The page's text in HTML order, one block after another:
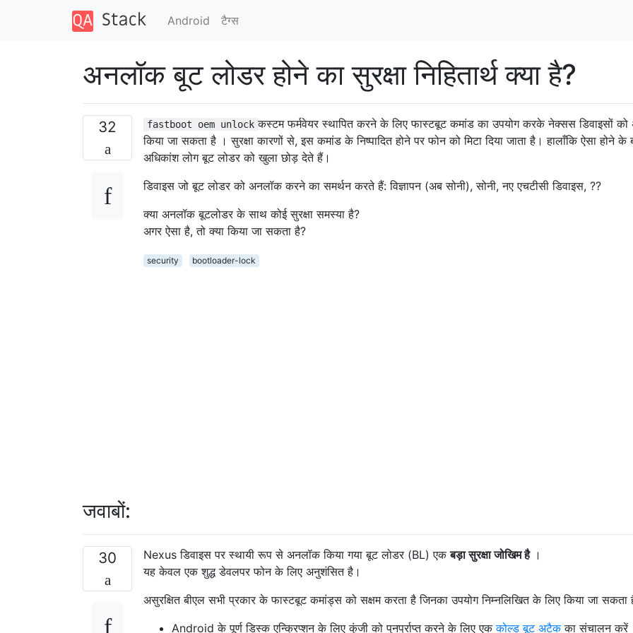
Android टैग्‍स
अनलॉक बूट लोडर होने का सुरक्षा निहितार्थ क्या है?
32 fastboot oem unlock कस्टम फर्मवेयर स्थापित करने के लिए फास्टबूट कमांड का उपयोग करके नेक्सस डिवाइसों
किया जा सकता है । सुरक्षा कारणों से, इस कमांड के निष्पादित होने पर फोन को मिटा दिया जाता है। हालाँकि ऐसा होने के
अधिकांश लोग बूट लोडर को खुला छोड़ देते हैं।
डिवाइस जो बूट लोडर को अनलॉक करने का समर्थन करते हैं: विज्ञापन (अब सोनी), सोनी, नए एचटीसी डिवाइस, ??
क्या अनलॉक बूटलोडर के साथ कोई सुरक्षा समस्या है?
अगर ऐसा है, तो क्या किया जा सकता है?
security bootloader-lock
जवाबों:
30 Nexus डिवाइस पर स्थायी रूप से अनलॉक किया गया बूट लोडर (BL) एकबड़ा सुरक्षा जोखिम है।
यह केवल एक शुद्ध डेवलपर फोन के लिए अनुशंसित है।
असुरक्षित बीएल सभी प्रकार के फास्टबूट कमांड्स को सक्षम करता है जिनका उपयोग निम्नलिखित के लिए किया जा सकता
Android के पूर्ण डिस्क एन्क्रिप्शन के लिए कुंजी को पुनर्प्राप्त करने के लिए एककोल्ड बूट अटैकका संचालन करें